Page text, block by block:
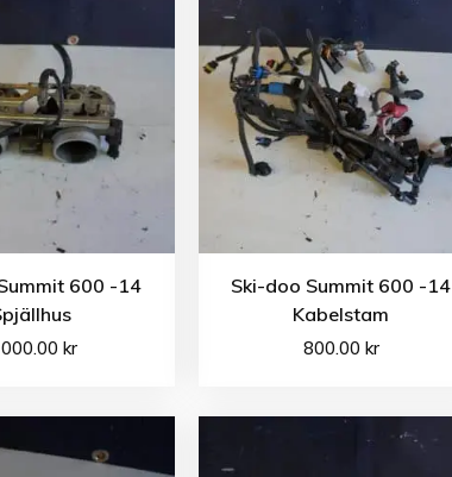
600 -14
kr
Ski-doo Summit 600 -14
Kabelstam
800.00 kr